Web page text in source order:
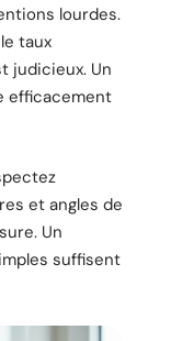
lourdes.
taux
judicieux. Un
efficacement
et angles de
Un
suffisent